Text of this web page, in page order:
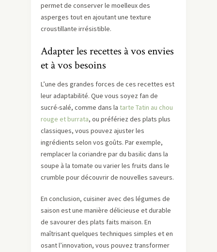
permet de conserver le moelleux des
asperges tout en ajoutant une texture
croustillante irrésistible.
Adapter les recettes à vos envies
et à vos besoins
L’une des grandes forces de ces recettes est
leur adaptabilité. Que vous soyez fan de
sucré-salé, comme dans la tarte Tatin au chou
rouge et burrata, ou préfériez des plats plus
classiques, vous pouvez ajuster les
ingrédients selon vos goûts. Par exemple,
remplacer la coriandre par du basilic dans la
soupe à la tomate ou varier les fruits dans le
crumble pour découvrir de nouvelles saveurs.
En conclusion, cuisiner avec des légumes de
saison est une manière délicieuse et durable
de savourer des plats faits maison. En
maîtrisant quelques techniques simples et en
osant l’innovation, vous pouvez transformer